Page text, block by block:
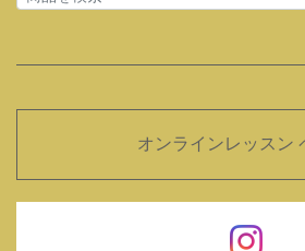
オンラインレッスン